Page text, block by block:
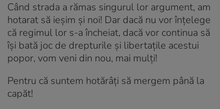
Când strada a rămas singurul lor argument, am
hotarat să ieșim și noi! Dar dacă nu vor înțelege
că regimul lor s-a încheiat, dacă vor continua să
își bată joc de drepturile și libertațile acestui
popor, vom veni din nou, mai mulți!
Pentru că suntem hotărâți să mergem până la
capăt!